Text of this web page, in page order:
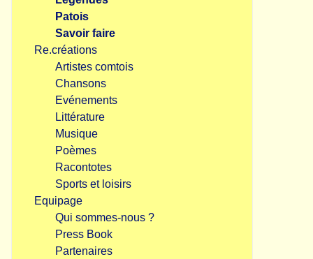
Patois
Savoir faire
Re.créations
Artistes comtois
Chansons
Evénements
Littérature
Musique
Poèmes
Racontotes
Sports et loisirs
Equipage
Qui sommes-nous ?
Press Book
Partenaires